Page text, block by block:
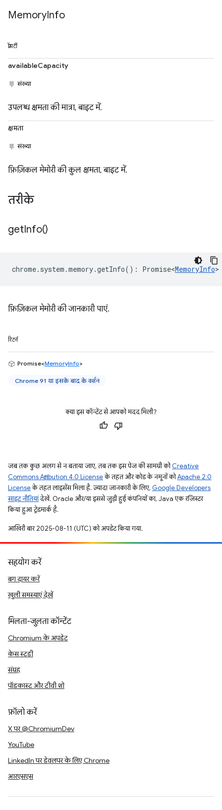
MemoryInfo
प्रॉपर्टी
availableCapacity
संख्या
उपलब्ध क्षमता की मात्रा, बाइट में.
क्षमता
संख्या
फ़िज़िकल मेमोरी की कुल क्षमता, बाइट में.
तरीके
getInfo()
chrome. system .memory.getInfo() : Promise<MemoryInfo>
फ़िज़िकल मेमोरी की जानकारी पाएं.
रिटर्न
Promise<MemoryInfo>
Chrome 91 या इसके बाद के वर्शन
क्या इस कॉन्टेंट से आपको मदद मिली?
जब तक कुछ अलग से न बताया जाए, तब तक इस पेज की सामग्री कोCreative
Commons Attribution 4.0 Licenseके तहत और कोड के नमूनों कोApache 2.0
Licenseके तहत लाइसेंस मिला है. ज़्यादा जानकारी के लिए, Google Developers
साइट नीतियांदेखें. Oracle और/या इससे जुड़ी हुई कंपनियों का, Java एक रजिस्टर
किया हुआ ट्रेडमार्क है.
आखिरी बार 2025-08-11 (UTC) को अपडेट किया गया.
सहयोग करें
बग दायर करें
खुली समस्याएं देखें
मिलता-जुलता कॉन्टेंट
Chromium के अपडेट
केस स्टडी
संग्रह
पॉडकास्ट और टीवी शो
फ़ॉलो करें
X पर @ChromiumDev
YouTube
LinkedIn पर डेवलपर के लिए Chrome
आरएसएस